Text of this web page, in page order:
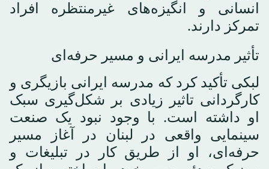
انسانی و انگیزه‌های غیرمنتظره افراد
تمرکز دارند.
تأثیر مدرسه ایرانی و مسیر حرفه‌ای
لبکی تأکید کرد که مدرسه ایرانی بازیگری و
کارگردانی تاثیر زیادی بر شکل‌گیری سبک
او داشته است. با وجود نبود یک صنعت
سینمایی واقعی در لبنان در آغاز مسیر
حرفه‌ای، او از طریق کار در تبلیغات و